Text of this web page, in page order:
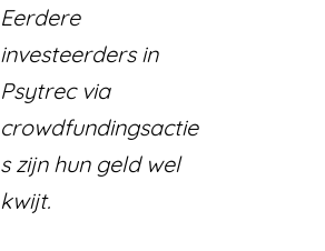
Eerdere
investeerders in
Psytrec via
crowdfundingsactie
s zijn hun geld wel
kwijt.